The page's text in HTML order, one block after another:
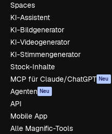
Spaces
KI-Assistent
KI-Bildgenerator
KI-Videogenerator
KI-Stimmengenerator
Stock-Inhalte
MCP für Claude/ChatGPT Neu
Agenten Neu
API
Mobile App
Alle Magnific-Tools